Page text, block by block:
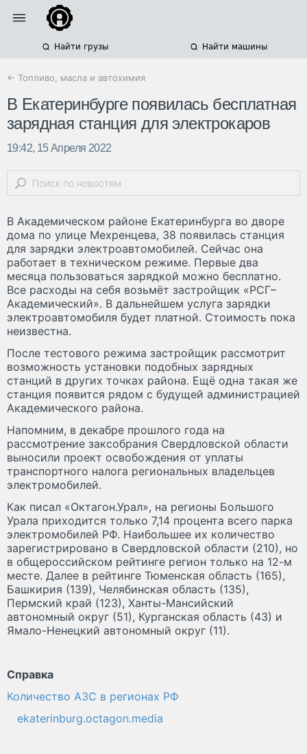
Найти грузы Найти машины
← Топливо, масла и автохимия
В Екатеринбурге появилась бесплатная
зарядная станция для электрокаров
19:42, 15 Апреля 2022
В Академическом районе Екатеринбурга во дворе
дома по улице Мехренцева, 38 появилась станция
для зарядки электроавтомобилей. Сейчас она
работает в техническом режиме. Первые два
месяца пользоваться зарядкой можно бесплатно.
Все расходы на себя возьмёт застройщик «РСГ–
Академический». В дальнейшем услуга зарядки
электроавтомобиля будет платной. Стоимость пока
неизвестна.
После тестового режима застройщик рассмотрит
возможность установки подобных зарядных
станций в других точках района. Ещё одна такая же
станция появится рядом с будущей администрацией
Академического района.
Напомним, в декабре прошлого года на
рассмотрение заксобрания Свердловской области
выносили проект освобождения от уплаты
транспортного налога региональных владельцев
электромобилей.
Как писал «Октагон.Урал», на регионы Большого
Урала приходится только 7,14 процента всего парка
электромобилей РФ. Наибольшее их количество
зарегистрировано в Свердловской области (210), но
в общероссийском рейтинге регион только на 12-м
месте. Далее в рейтинге Тюменская область (165),
Башкирия (139), Челябинская область (135),
Пермский край (123), Ханты-Мансийский
автономный округ (51), Курганская область (43) и
Ямало-Ненецкий автономный округ (11).
Справка
Количество АЗС в регионах РФ
ekaterinburg.octagon.media